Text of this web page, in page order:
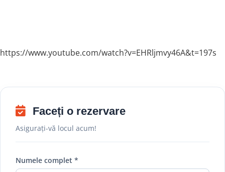
https://www.youtube.com/watch?v=EHRljmvy46A&t=197s
Faceți o rezervare
Asigurați-vă locul acum!
Numele complet *